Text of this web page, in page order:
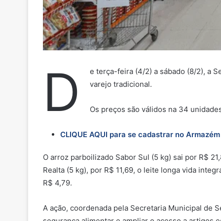
D
e terça-feira (4/2) a sábado (8/2), a
varejo tradicional.
Os preços são válidos na 34
CLIQUE AQUI para se cadastrar no
O arroz parboilizado Sabor Sul (5 kg) sai por R$
Realta (5 kg), por R$ 11,69, o leite longa vida
R$ 4,79.
A ação, coordenada pela Secretaria Municipal de